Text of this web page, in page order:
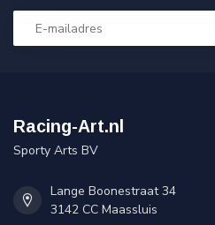
Racing-Art.nl
Sporty Arts BV
Lange Boonestraat 34
3142 CC Maassluis